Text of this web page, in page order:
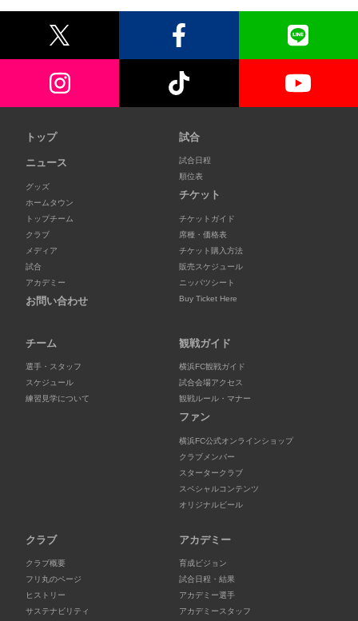
トップ
ニュース
グッズ
ホームタウン
トップチーム
クラブ
メディア
試合
アカデミー
お問い合わせ
試合
試合日程
順位表
チケット
チケットガイド
席種・価格表
チケット購入方法
販売スケジュール
ニッパツシート
Buy Ticket Here
チーム
選手・スタッフ
スケジュール
練習見学について
観戦ガイド
横浜FC観戦ガイド
試合会場アクセス
観戦ルール・マナー
ファン
横浜FC公式オンラインショップ
クラブメンバー
スタータークラブ
スペシャルコンテンツ
オリジナルビール
クラブ
クラブ概要
フリ丸のページ
ヒストリー
サステナビリティ
アカデミー
育成ビジョン
試合日程・結果
アカデミー選手
アカデミースタッフ